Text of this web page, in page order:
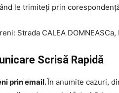
le trimiteți prin
Strada CALEA DOMNEASCa,
Scrisă Rapidă
prin email.În anumite cazuri,